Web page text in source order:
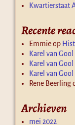
Kwartierstaat
Recente
Emmieop
Karel van Gool
Karel van Gool
Karel van Gool
Rene Beerling
Archieven
mei 2022